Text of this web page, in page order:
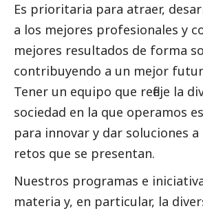
Es prioritaria para atraer,
a los mejores profesionales y
mejores resultados de forma
contribuyendo a un mejor
Tener un equipo que refleje la
sociedad en la que operamos
para innovar y dar soluciones a
retos que se presentan.
Nuestros programas e
materia y, en particular, la